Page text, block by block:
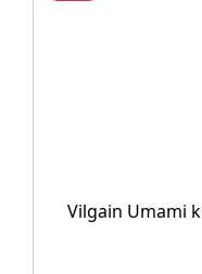
Vilgain Umami